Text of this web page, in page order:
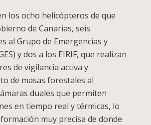
los ocho helicópteros de que
de Canarias, seis
al Grupo de Emergencias y
y dos a los EIRIF, que realizan
de vigilancia activa y
de masas forestales al
duales que permiten
en tiempo real y térmicas, lo
muy precisa de donde